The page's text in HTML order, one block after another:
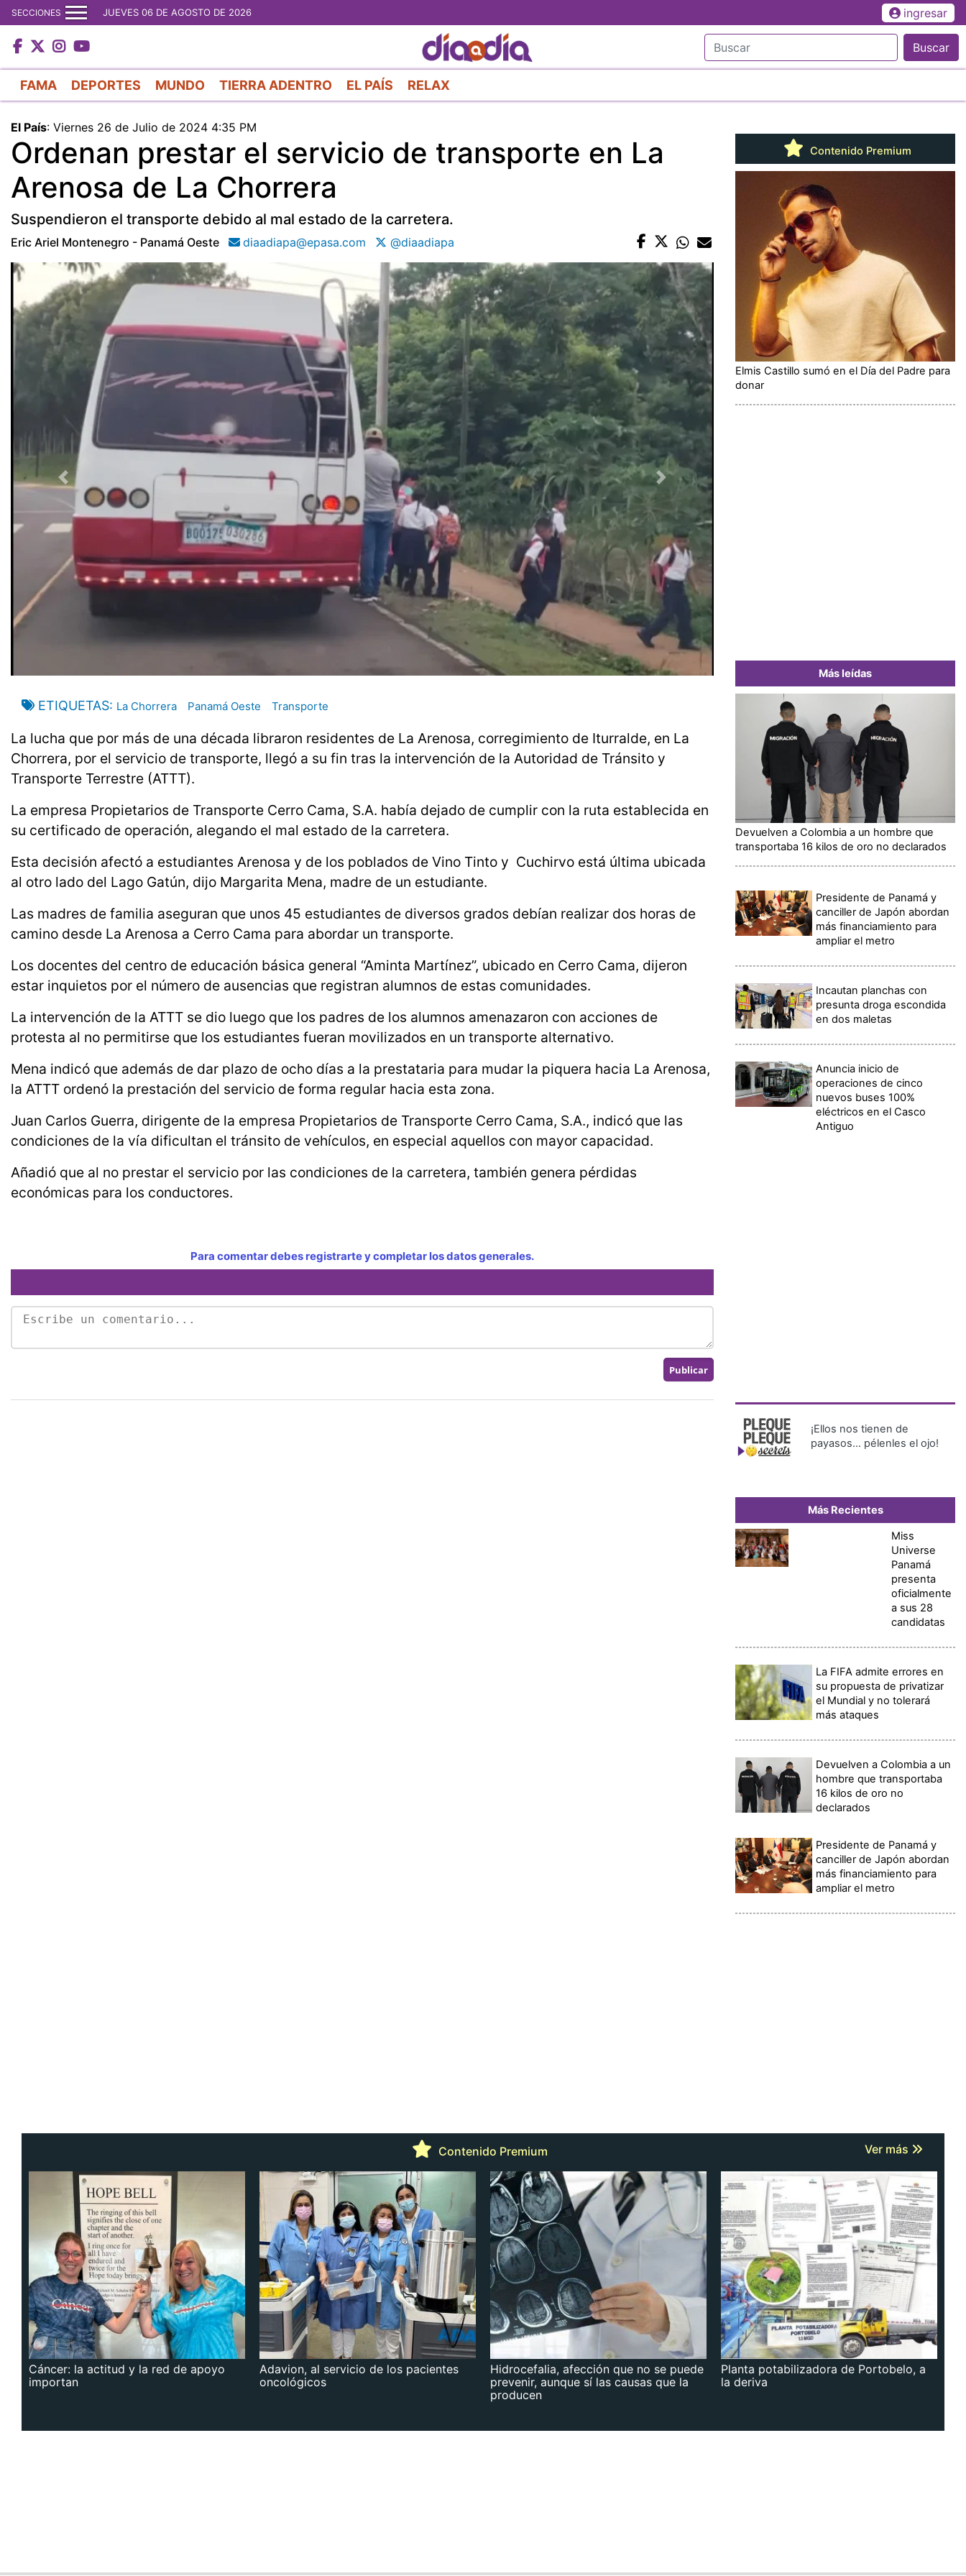
al
contenido
principal
SECCIONES JUEVES 06 DE AGOSTO DE 2026 ingresar
Buscar
FAMA DEPORTES MUNDO TIERRA ADENTRO EL PAÍS RELAX
El País: Viernes 26 de Julio de 2024 4:35 PM
Ordenan prestar el servicio de transporte en La
Arenosa de La Chorrera
Suspendieron el transporte debido al mal estado de la carretera.
Eric Ariel Montenegro - Panamá Oeste diaadiapa@epasa.com @diaadiapa
ETIQUETAS La Chorrera Panamá Oeste Transporte
La lucha que por más de una década libraron residentes de La Arenosa, corregimiento de Iturralde, en La
Chorrera, por el servicio de transporte, llegó a su fin tras la intervención de la Autoridad de Tránsito y
Transporte Terrestre (ATTT).
La empresa Propietarios de Transporte Cerro Cama, S.A. había dejado de cumplir con la ruta establecida en
su certificado de operación, alegando el mal estado de la carretera.
Esta decisión afectó a estudiantes Arenosa y de los poblados de Vino Tinto y Cuchirvo está última ubicada
al otro lado del Lago Gatún, dijo Margarita Mena, madre de un estudiante.
Las madres de familia aseguran que unos 45 estudiantes de diversos grados debían realizar dos horas de
camino desde La Arenosa a Cerro Cama para abordar un transporte.
Los docentes del centro de educación básica general “Aminta Martínez”, ubicado en Cerro Cama, dijeron
estar inquietos por el número de ausencias que registran alumnos de estas comunidades.
La intervención de la ATTT se dio luego que los padres de los alumnos amenazaron con acciones de
protesta al no permitirse que los estudiantes fueran movilizados en un transporte alternativo.
Mena indicó que además de dar plazo de ocho días a la prestataria para mudar la piquera hacia La Arenosa,
la ATTT ordenó la prestación del servicio de forma regular hacia esta zona.
Juan Carlos Guerra, dirigente de la empresa Propietarios de Transporte Cerro Cama, S.A., indicó que las
condiciones de la vía dificultan el tránsito de vehículos, en especial aquellos con mayor capacidad.
Añadió que al no prestar el servicio por las condiciones de la carretera, también genera pérdidas
económicas para los conductores.
Para comentar debes registrarte y completar los datos generales.
Contenido Premium
Elmis Castillo sumó en el Día del Padre para
donar
Más leídas
Devuelven a Colombia a un hombre que
transportaba 16 kilos de oro no declarados
Presidente de Panamá y
canciller de Japón abordan
más financiamiento para
ampliar el metro
Incautan planchas con
presunta droga escondida
en dos maletas
Anuncia inicio de
operaciones de cinco
nuevos buses 100%
eléctricos en el Casco
Antiguo
¡Ellos nos tienen de
payasos… pélenles el ojo!
Más Recientes
Miss
Universe
Panamá
presenta
oficialmente
a sus 28
candidatas
La FIFA admite errores en
su propuesta de privatizar
el Mundial y no tolerará
más ataques
Devuelven a Colombia a un
hombre que transportaba
16 kilos de oro no
declarados
Presidente de Panamá y
canciller de Japón abordan
más financiamiento para
ampliar el metro
Contenido Premium Ver más
Cáncer: la actitud y la red de apoyo
importan
Adavion, al servicio de los pacientes
oncológicos
Hidrocefalia, afección que no se puede
prevenir, aunque sí las causas que la
producen
Planta potabilizadora de Portobelo, a
la deriva